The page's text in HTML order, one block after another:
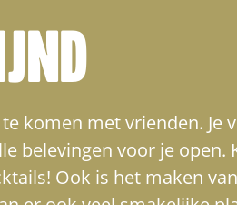
komen met vrienden. Je
belevingen voor je open.
Ook is het maken van